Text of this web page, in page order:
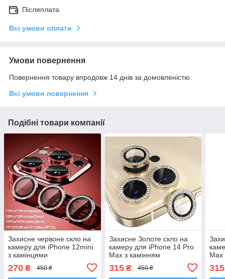
Післяплата
Всі умови оплати
Умови повернення
Повернення товару впродовж 14 днів за домовленістю
Всі умови повернення
Подібні товари компанії
Захисне червоне скло на
камеру для iPhone 12mini
з камінцями
270 ₴ 450 ₴
Захисне Золоте скло на
камеру для iPhone 14 Pro
Max з камінням
315₴ 450 ₴
Max
315